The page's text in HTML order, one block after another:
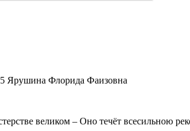
Ярушина Флорида Фаизовна
великом – Оно течёт всесильною